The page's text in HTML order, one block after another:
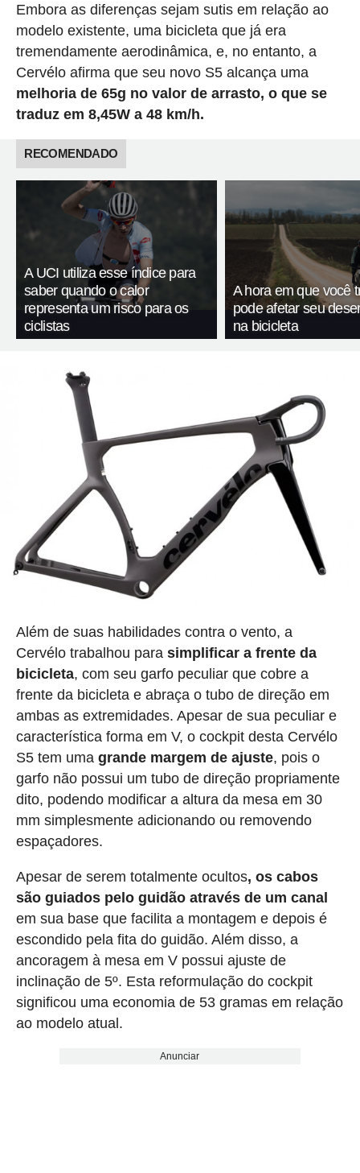
Embora as diferenças sejam sutis em relação ao
modelo existente, uma bicicleta que já era
tremendamente aerodinâmica, e, no entanto, a
Cervélo afirma que seu novo S5 alcança uma
melhoria de 65g no valor de arrasto, o que se
traduz em 8,45W a 48 km/h.
RECOMENDADO
A UCI utiliza esse índice para
saber quando o calor
representa um risco para os
ciclistas
A hora em que você
pode afetar seu
na bicicleta
Além de suas habilidades contra o vento, a
Cervélo trabalhou para simplificar a frente da
bicicleta, com seu garfo peculiar que cobre a
frente da bicicleta e abraça o tubo de direção em
ambas as extremidades. Apesar de sua peculiar e
característica forma em V, o cockpit desta Cervélo
S5 tem uma grande margem de ajuste, pois o
garfo não possui um tubo de direção propriamente
dito, podendo modificar a altura da mesa em 30
mm simplesmente adicionando ou removendo
espaçadores.
Apesar de serem totalmente ocultos, os cabos
são guiados pelo guidão através de um canal
em sua base que facilita a montagem e depois é
escondido pela fita do guidão. Além disso, a
ancoragem à mesa em V possui ajuste de
inclinação de 5º. Esta reformulação do cockpit
significou uma economia de 53 gramas em relação
ao modelo atual.
Anunciar